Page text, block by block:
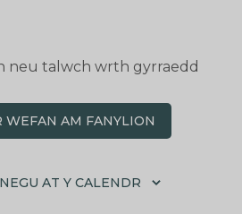
neu talwch wrth gyrraedd
WEFAN AM FANYLION
AT Y CALENDR